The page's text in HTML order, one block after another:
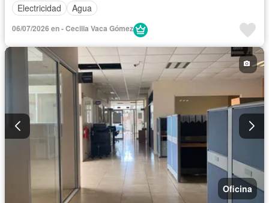
Electricidad
Agua
06/07/2026 en - Cecilia Vaca Gómez
Oficina